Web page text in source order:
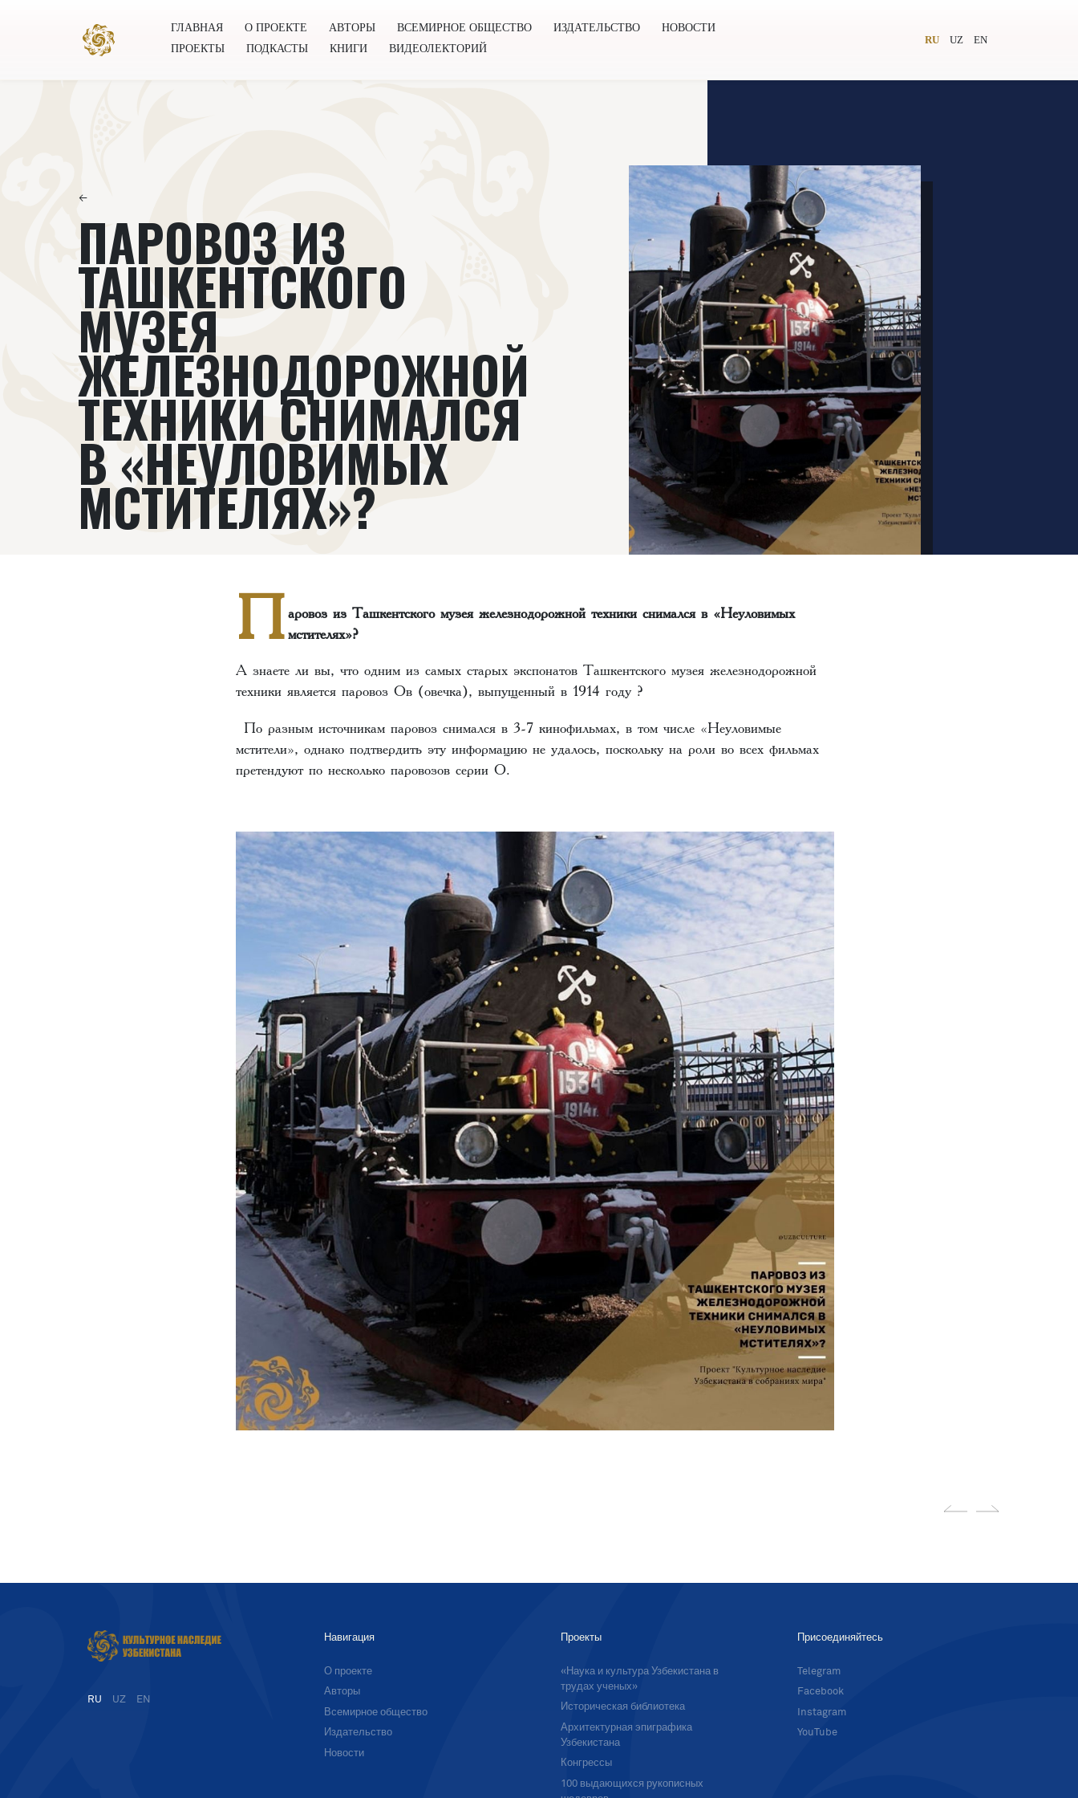
ГЛАВНАЯ О ПРОЕКТЕ АВТОРЫ ВСЕМИРНОЕ ОБЩЕСТВО ИЗДАТЕЛЬСТВО
НОВОСТИ
ПРОЕКТЫ
ПОДКАСТЫ КНИГИ ВИДЕОЛЕКТОРИЙ
RU UZ EN
←
ПАРОВОЗ ИЗ
ТАШКЕНТСКОГО
МУЗЕЯ
ЖЕЛЕЗНОДОРОЖНОЙ
ТЕХНИКИ СНИМАЛСЯ
В «НЕУЛОВИМЫХ
МСТИТЕЛЯХ»?
Паровоз из Ташкентского музея железнодорожной техники снимался в «Неуловимых
мстителях»?
А знаете ли вы, что одним из самых старых экспонатов Ташкентского музея железнодорожной
техники является паровоз Ов (овечка), выпущенный в 1914 году ?
По разным источникам паровоз снимался в 3-7 кинофильмах, в том числе «Неуловимые
мстители», однако подтвердить эту информацию не удалось, поскольку на роли во всех фильмах
претендуют по несколько паровозов серии О.
RU UZ EN
Навигация
О проекте
Авторы
Всемирное общество
Издательство
Новости
Проекты
«Наука и культура Узбекистана в
трудах ученых»
Историческая библиотека
Архитектурная эпиграфика
Узбекистана
Конгрессы
100 выдающихся рукописных
Присоединяйтесь
Telegram
Facebook
Instagram
YouTube